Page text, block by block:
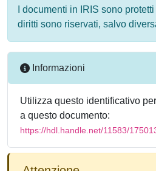
I documenti in IRIS sono
diritti sono riservati, salvo
Informazioni
Utilizza questo identificativo
a questo documento:
https://hdl.handle.net/11583/